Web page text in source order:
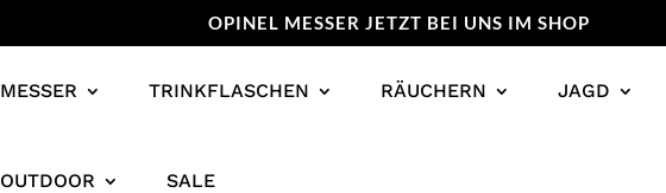
OPINEL MESSER JETZT BEI UNS IM SHOP
MESSER TRINKFLASCHEN RÄUCHERN JAGD
OUTDOOR SALE